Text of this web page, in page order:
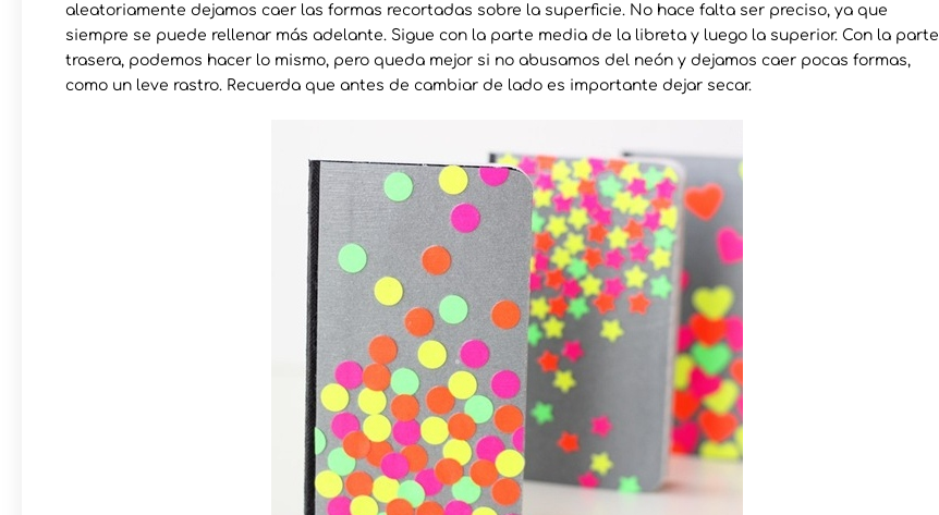
aleatoriamente dejamos caer las formas recortadas sobre la superficie. No hace falta ser preciso, ya que
siempre se puede rellenar más adelante. Sigue con la parte media de la libreta y luego la superior. Con la parte
trasera, podemos hacer lo mismo, pero queda mejor si no abusamos del neón y dejamos caer pocas formas,
como un leve rastro. Recuerda que antes de cambiar de lado es importante dejar secar.